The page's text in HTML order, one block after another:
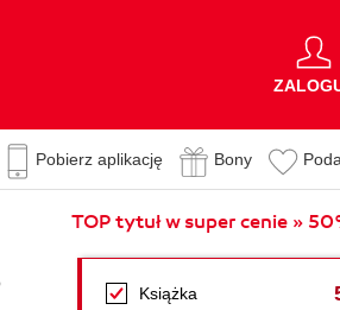
Pobierz aplikację Bony
TOP tytuł w super cenie »
Książka